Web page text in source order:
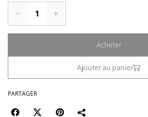
Acheter
Ajouter au panier
PARTAGER